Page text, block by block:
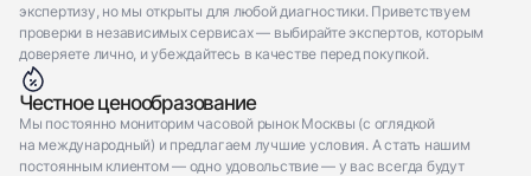
экспертизу, но мы открыты для любой диагностики. Приветствуем
проверки в независимых сервисах — выбирайте экспертов, которым
доверяете лично, и убеждайтесь в качестве перед покупкой.
Честное ценообразование
Мы постоянно мониторим часовой рынок Москвы (с оглядкой
на международный) и предлагаем лучшие условия. А стать нашим
постоянным клиентом — одно удовольствие — у вас всегда будут